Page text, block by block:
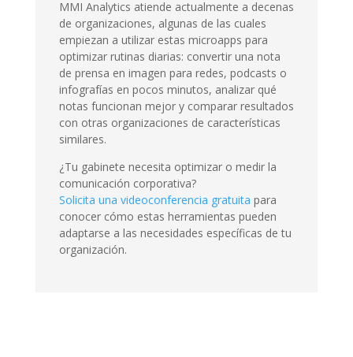
MMI Analytics atiende actualmente a decenas
de organizaciones, algunas de las cuales
empiezan a utilizar estas microapps para
optimizar rutinas diarias: convertir una nota
de prensa en imagen para redes, podcasts o
infografías en pocos minutos, analizar qué
notas funcionan mejor y comparar resultados
con otras organizaciones de características
similares.
¿Tu gabinete necesita optimizar o medir la
comunicación corporativa?
Solicita una videoconferencia gratuita para
conocer cómo estas herramientas pueden
adaptarse a las necesidades específicas de tu
organización.